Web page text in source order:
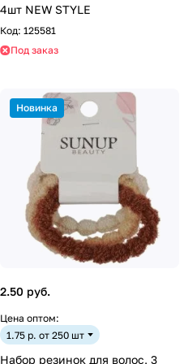
4шт NEW STYLE
Код: 125581
Под заказ
Новинка
2.50 руб.
Цена оптом:
1.75 р. от 250 шт
Набор резинок для волос, 3